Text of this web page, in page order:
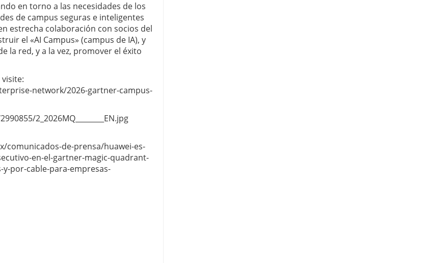
en torno a las necesidades de los
de campus seguras e inteligentes
estrecha colaboración con socios del
el «AI Campus» (campus de IA), y
la red, y a la vez, promover el éxito
network/2026-gartner-campus-
2_2026MQ________EN.jpg
de-prensa/huawei-es-
en-el-gartner-magic-quadrant-
por-cable-para-empresas-